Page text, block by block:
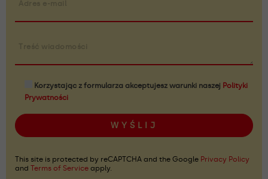
Korzystając z formularza akceptujesz warunki naszej Polityki
Prywatności
This site is protected by reCAPTCHA and the Google Privacy Policy
and Terms of Service apply.